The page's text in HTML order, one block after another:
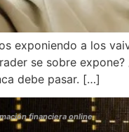
exponiendo a los
se sobre
debe pasar. […]
financiera online